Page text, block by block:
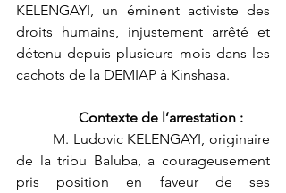
KELENGAYI, un éminent activiste des
droits humains, injustement arrêté et
détenu depuis plusieurs mois dans les
cachots de la DEMIAP à Kinshasa.
	Contexte de l’arrestation :
de la tribu Baluba, a courageusement
pris position en faveur de ses